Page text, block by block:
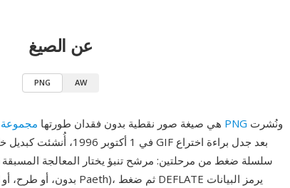
عن الصيغ
PNG AW
PNG (رسوم الشبكة المحمولة) هي صيغة صور نقطية بدون فقدان طورتها مجموعة تطوير PNG